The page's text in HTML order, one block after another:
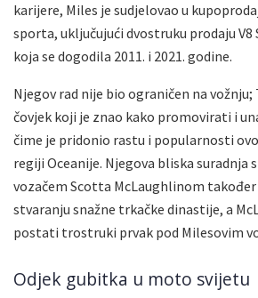
karijere, Miles je sudjelovao u
sporta, uključujući dvostruku prodaju V8
koja se dogodila 2011. i 2021. godine.
Njegov rad nije bio ograničen na vožnju;
čovjek koji je znao kako promovirati i
čime je pridonio rastu i popularnosti
regiji Oceanije. Njegova bliska suradnja
vozačem Scotta McLaughlinom
stvaranju snažne trkačke dinastije, a
postati trostruki prvak pod Milesovim
Odjek gubitka u moto svijetu